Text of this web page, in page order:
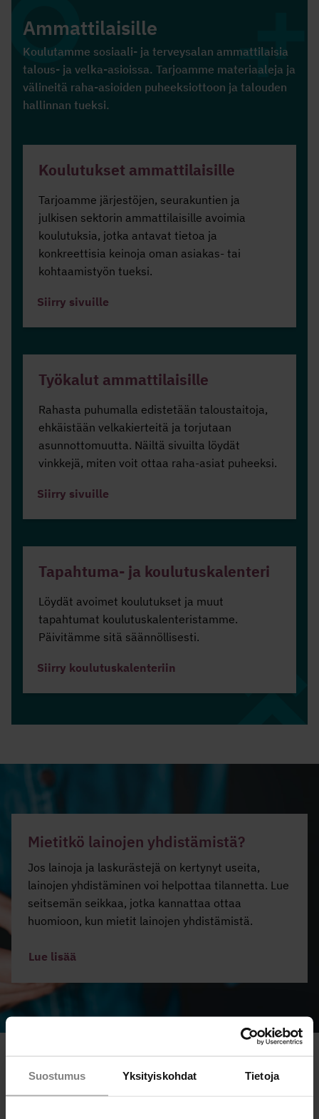
Suostumus Yksityiskohdat Tietoja
Ammattilaisille
Koulutamme sosiaali- ja terveysalan ammattilaisia
talous- ja velka-asioissa. Tarjoamme materiaaleja ja
välineitä raha-asioiden puheeksiottoon ja talouden
hallinnan tueksi.
Koulutukset ammattilaisille
Tarjoamme järjestöjen, seurakuntien ja
julkisen sektorin ammattilaisille avoimia
koulutuksia, jotka antavat tietoa ja
konkreettisia keinoja oman asiakas- tai
kohtaamistyön tueksi.
Siirry sivuille
Työkalut ammattilaisille
Rahasta puhumalla edistetään taloustaitoja,
ehkäistään velkakierteitä ja torjutaan
asunnottomuutta. Näiltä sivuilta löydät
vinkkejä, miten voit ottaa raha-asiat puheeksi.
Siirry sivuille
Tapahtuma- ja koulutuskalenteri
Löydät avoimet koulutukset ja muut
tapahtumat koulutuskalenteristamme.
Päivitämme sitä säännöllisesti.
Siirry koulutuskalenteriin
Mietitkö lainojen yhdistämistä?
Jos lainoja ja laskurästejä on kertynyt useita,
lainojen yhdistäminen voi helpottaa tilannetta. Lue
seitsemän seikkaa, jotka kannattaa ottaa
huomioon, kun mietit lainojen yhdistämistä.
Lue lisää
Ajankohtaista